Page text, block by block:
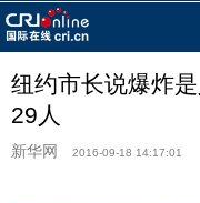
纽约市长说爆炸
29人
新华网 2016-09-18 14:17:01